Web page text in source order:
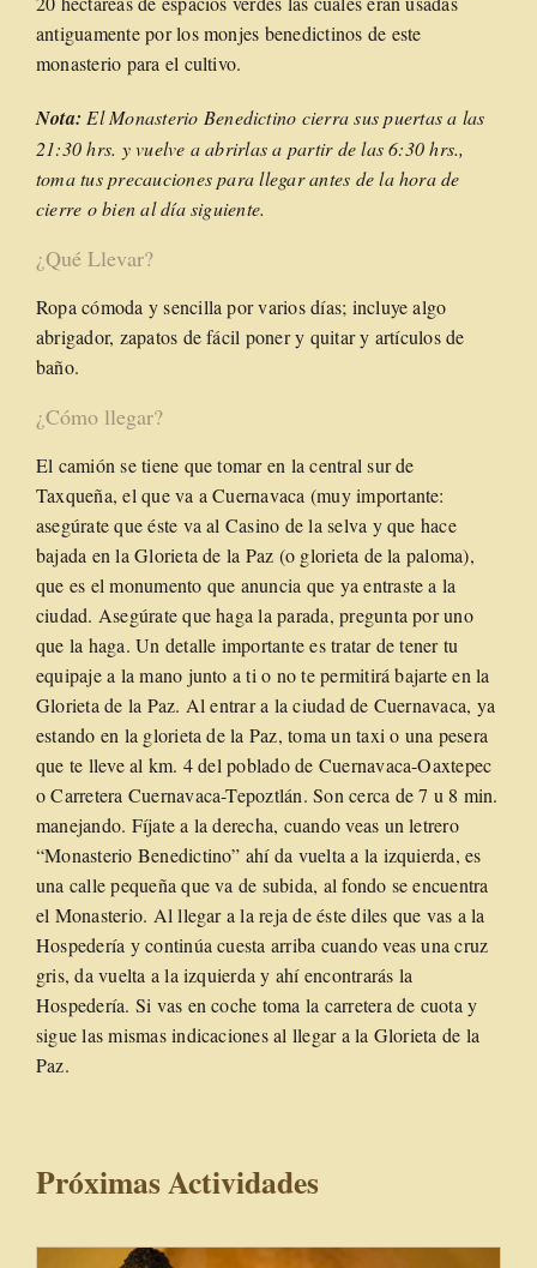
antiguamente por los monjes benedictinos de este
monasterio para el cultivo.
Nota:El Monasterio Benedictino cierra sus puertas a las
21:30 hrs. y vuelve a abrirlas a partir de las 6:30 hrs.,
toma tus precauciones para llegar antes de la hora de
cierre o bien al día siguiente.
¿Qué Llevar?
Ropa cómoda y sencilla por varios días; incluye algo
abrigador, zapatos de fácil poner y quitar y artículos de
baño.
¿Cómo llegar?
El camión se tiene que tomar en la central sur de
Taxqueña, el que va a Cuernavaca (muy importante:
asegúrate que éste va al Casino de la selva y que hace
bajada en la Glorieta de la Paz (o glorieta de la paloma),
que es el monumento que anuncia que ya entraste a la
ciudad. Asegúrate que haga la parada, pregunta por uno
que la haga. Un detalle importante es tratar de tener tu
equipaje a la mano junto a ti o no te permitirá bajarte en la
Glorieta de la Paz. Al entrar a la ciudad de Cuernavaca, ya
estando en la glorieta de la Paz, toma un taxi o una pesera
que te lleve al km. 4 del poblado de Cuernavaca-Oaxtepec
o Carretera Cuernavaca-Tepoztlán. Son cerca de 7 u 8 min.
manejando. Fíjate a la derecha, cuando veas un letrero
“Monasterio Benedictino” ahí da vuelta a la izquierda, es
una calle pequeña que va de subida, al fondo se encuentra
el Monasterio. Al llegar a la reja de éste diles que vas a la
Hospedería y continúa cuesta arriba cuando veas una cruz
gris, da vuelta a la izquierda y ahí encontrarás la
Hospedería. Si vas en coche toma la carretera de cuota y
sigue las mismas indicaciones al llegar a la Glorieta de la
Paz.
Próximas Actividades